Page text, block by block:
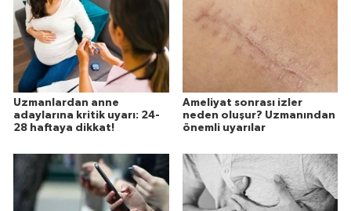
Uzmanlardan anne
adaylarına kritik uyarı: 24-
28 haftaya dikkat!
Ameliyat sonrası izler
neden oluşur? Uzmanından
önemli uyarılar